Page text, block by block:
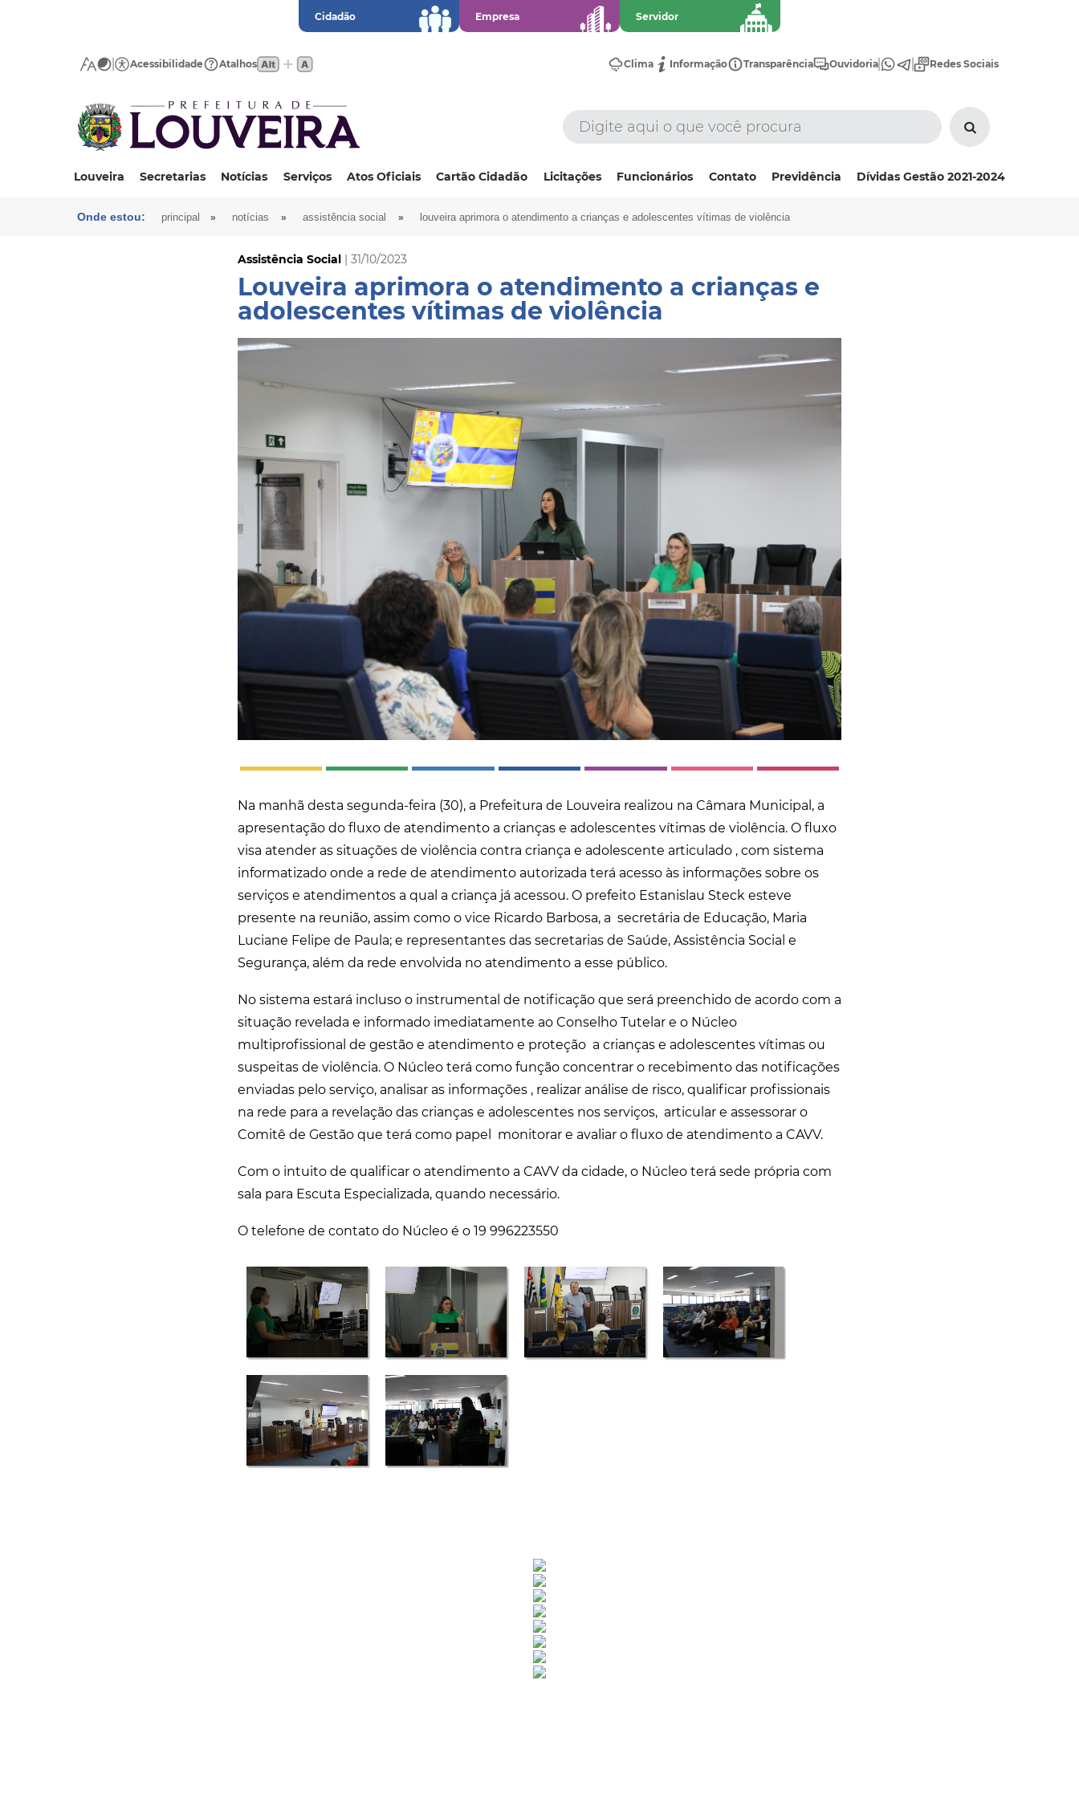
Cidadão Empresa Servidor
Acessibilidade Atalhos Clima Informação Transparência Ouvidoria Redes Sociais
Louveira Secretarias Notícias Serviços Atos Oficiais Cartão Cidadão Licitações Funcionários Contato Previdência Dívidas Gestão 2021-2024
Onde estou: principal » notícias » assistência social » louveira aprimora o atendimento a crianças e adolescentes vítimas de violência
Assistência Social | 31/10/2023
Louveira aprimora o atendimento a crianças e
adolescentes vítimas de violência
Na manhã desta segunda-feira (30), a Prefeitura de Louveira realizou na Câmara Municipal, a
apresentação do fluxo de atendimento a crianças e adolescentes vítimas de violência. O fluxo
visa atender as situações de violência contra criança e adolescente articulado , com sistema
informatizado onde a rede de atendimento autorizada terá acesso às informações sobre os
serviços e atendimentos a qual a criança já acessou. O prefeito Estanislau Steck esteve
presente na reunião, assim como o vice Ricardo Barbosa, a secretária de Educação, Maria
Luciane Felipe de Paula; e representantes das secretarias de Saúde, Assistência Social e
Segurança, além da rede envolvida no atendimento a esse público.
No sistema estará incluso o instrumental de notificação que será preenchido de acordo com a
situação revelada e informado imediatamente ao Conselho Tutelar e o Núcleo
multiprofissional de gestão e atendimento e proteção a crianças e adolescentes vítimas ou
suspeitas de violência. O Núcleo terá como função concentrar o recebimento das notificações
enviadas pelo serviço, analisar as informações , realizar análise de risco, qualificar profissionais
na rede para a revelação das crianças e adolescentes nos serviços, articular e assessorar o
Comitê de Gestão que terá como papel monitorar e avaliar o fluxo de atendimento a CAVV.
Com o intuito de qualificar o atendimento a CAVV da cidade, o Núcleo terá sede própria com
sala para Escuta Especializada, quando necessário.
O telefone de contato do Núcleo é o 19 996223550